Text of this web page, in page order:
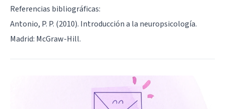
Referencias bibliográficas:
Antonio, P. P. (2010). Introducción a la neuropsicología.
Madrid: McGraw-Hill.